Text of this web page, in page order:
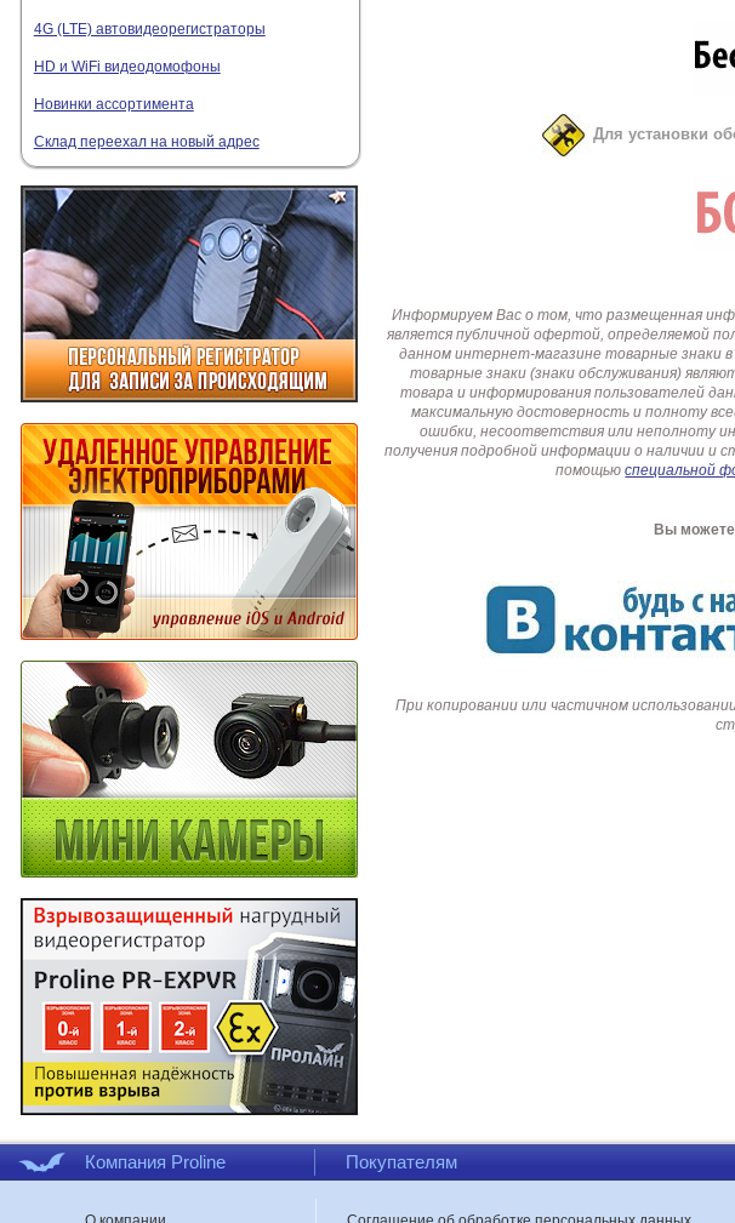
4G (LTE) автовидеорегистраторы
HD и WiFi видеодомофоны
Новинки ассортимента
Склад переехал на новый адрес Для установки
Информируем Вас о том, что размещенная
является публичной офертой, определяемой
данном интернет-магазине товарные знаки в
товарные знаки (знаки обслуживания)
товара и информирования пользователей
максимальную достоверность и полноту
ошибки, несоответствия или неполноту
получения подробной информации о наличии и
помощьюспециальной
Вы можете
При копировании или частичном
Компания Proline Покупателям